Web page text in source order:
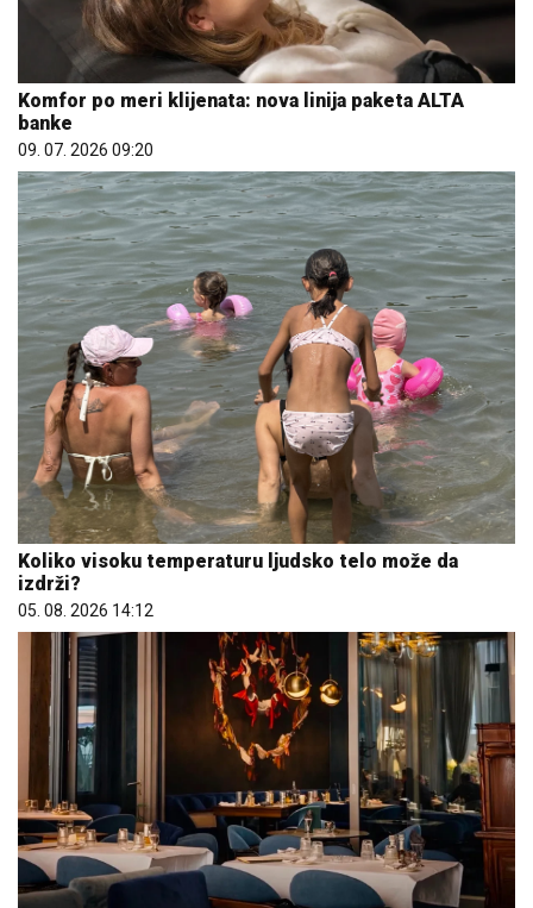
Komfor po meri klijenata: nova linija paketa ALTA
banke
09. 07. 2026 09:20
Koliko visoku temperaturu ljudsko telo može da
izdrži?
05. 08. 2026 14:12